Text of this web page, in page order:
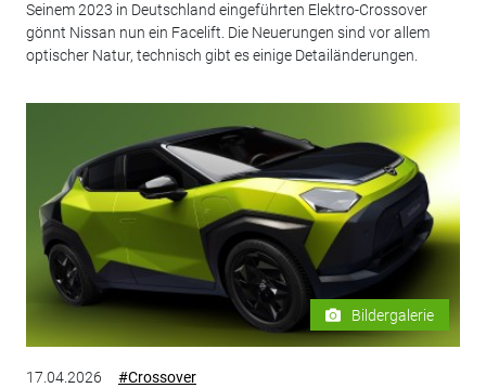
Seinem 2023 in Deutschland eingeführten Elektro-Crossover
gönnt Nissan nun ein Facelift. Die Neuerungen sind vor allem
optischer Natur, technisch gibt es einige Detailänderungen.
Bildergalerie
17.04.2026 #Crossover